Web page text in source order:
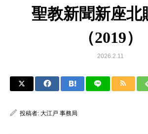
聖教新聞新座北
（2019）
2026.2.11
投稿者: 大江戸 事務局